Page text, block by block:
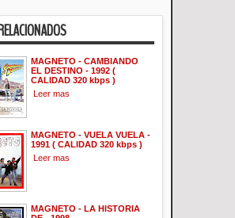
MAGNETO - CAMBIANDO
EL DESTINO - 1992 (
CALIDAD 320 kbps )
Leer mas
MAGNETO - VUELA VUELA -
1991 ( CALIDAD 320 kbps )
Leer mas
MAGNETO - LA HISTORIA